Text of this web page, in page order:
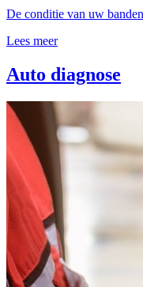
De conditie van uw
Lees meer
Auto diagnose